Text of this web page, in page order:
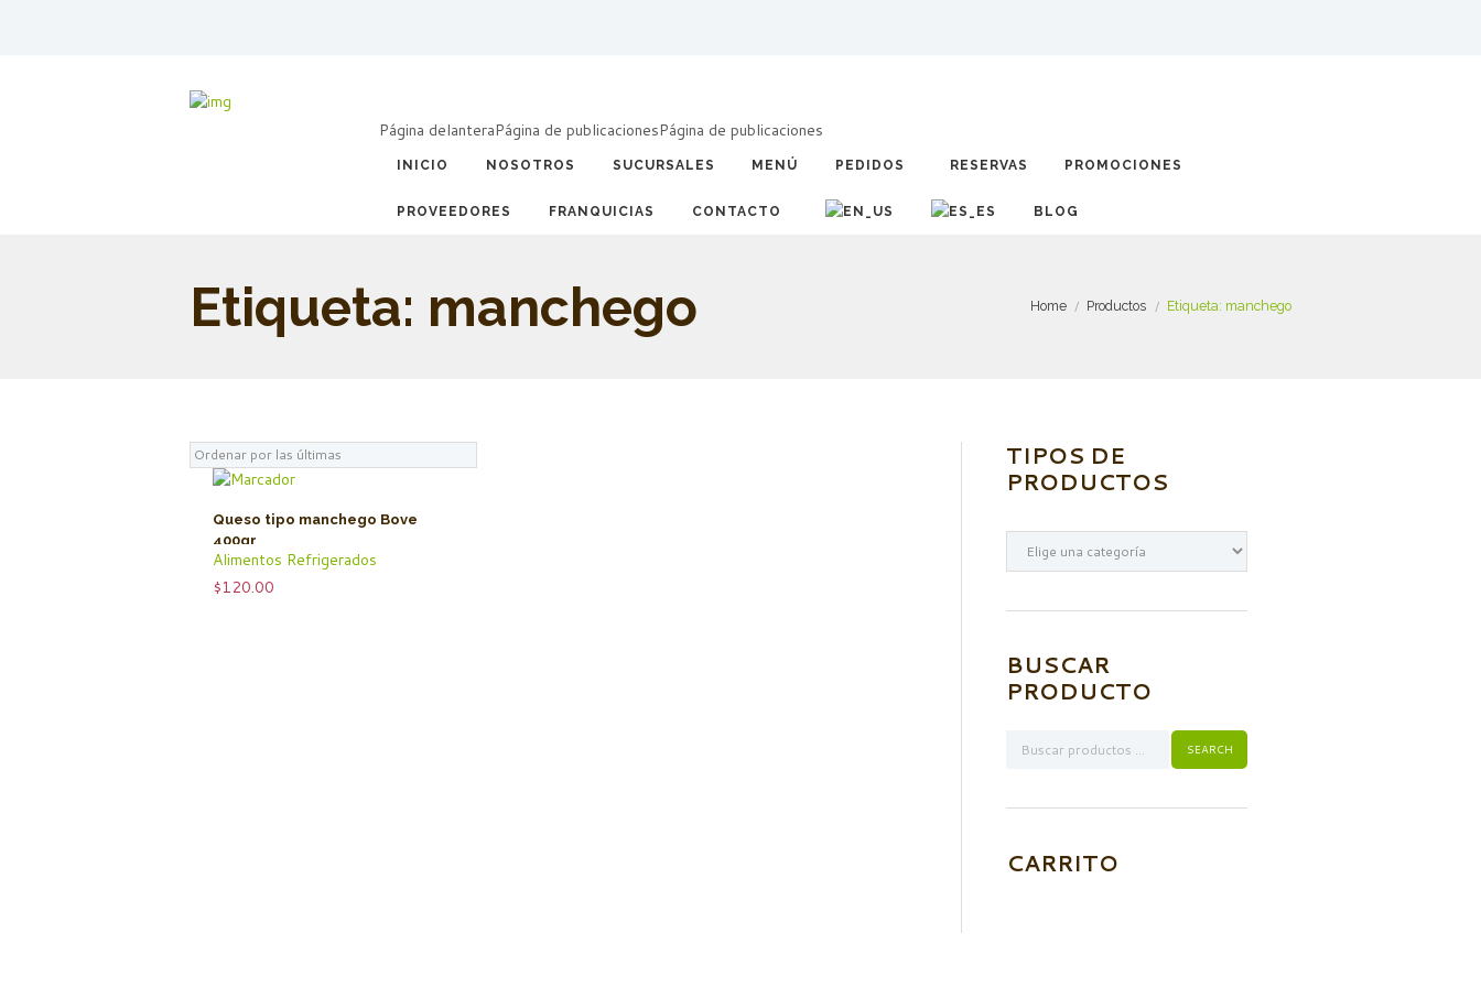
Página delanteraPágina de publicacionesPágina de publicaciones
INICIO NOSOTROS SUCURSALES MENÚ PEDIDOS RESERVAS PROMOCIONES
PROVEEDORES FRANQUICIAS CONTACTO BLOG
Etiqueta: manchego Home Productos Etiqueta: manchego
Queso tipo manchego Bove
400gr
Alimentos Refrigerados
$120.00
TIPOS DE
PRODUCTOS
BUSCAR
PRODUCTO
CARRITO